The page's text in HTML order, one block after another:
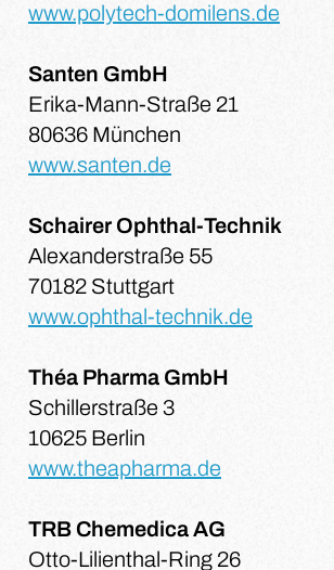
www.polytech-domilens.de
Santen GmbH
Erika-Mann-Straße 21
80636 München
www.santen.de
Schairer Ophthal-Technik
Alexanderstraße 55
70182 Stuttgart
www.ophthal-technik.de
Théa Pharma GmbH
Schillerstraße 3
10625 Berlin
www.theapharma.de
TRB Chemedica AG
Otto-Lilienthal-Ring 26